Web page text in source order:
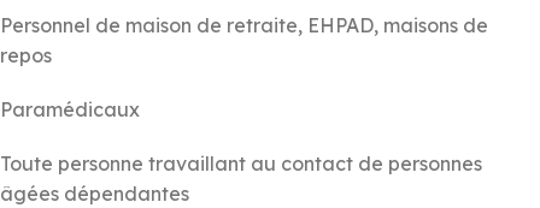
Personnel de maison de retraite, EHPAD, maisons de
repos
Paramédicaux
Toute personne travaillant au contact de personnes
âgées dépendantes